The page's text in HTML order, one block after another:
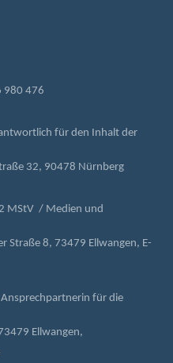
980 476
für den Inhalt der
32, 90478 Nürnberg
MStV / Medien und
Straße 8, 73479 Ellwangen, E-
für die
Ellwangen,